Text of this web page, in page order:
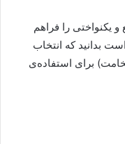
را فراهم
بدانید که انتخاب
‌سانتی‌متر ضخامت) برای استفاده‌ی